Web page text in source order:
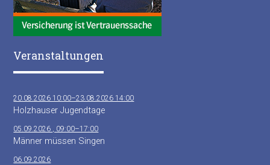
Veranstaltungen
20.08.2026 10:00–23.08.2026 14:00
Holzhauser Jugendtage
05.09.2026 , 09:00–17:00
Männer müssen Singen
06.09.2026